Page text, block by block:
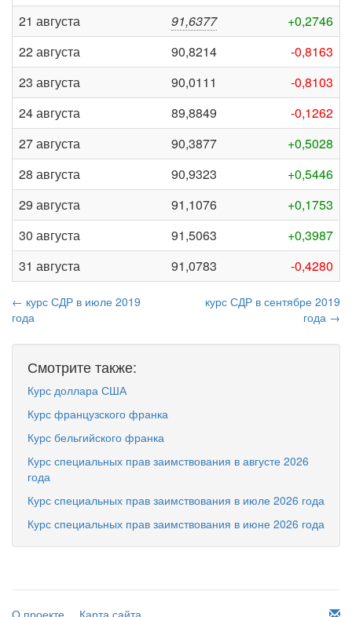
21 августа
91,6377
+0,2746
22 августа
90,8214
-0,8163
23 августа
90,0111
-0,8103
24 августа
89,8849
-0,1262
27 августа
90,3877
+0,5028
28 августа
90,9323
+0,5446
29 августа
91,1076
+0,1753
30 августа
91,5063
+0,3987
31 августа
91,0783 -0,4280
← курс СДР в июле 2019
года
курс СДР в сентябре 2019
года →
Смотрите также:
Курс доллара США
Курс французского франка
Курс бельгийского франка
Курс специальных прав заимствования в августе 2026
года
Курс специальных прав заимствования в июле 2026 года
Курс специальных прав заимствования в июне 2026 года
О проекте Карта сайта